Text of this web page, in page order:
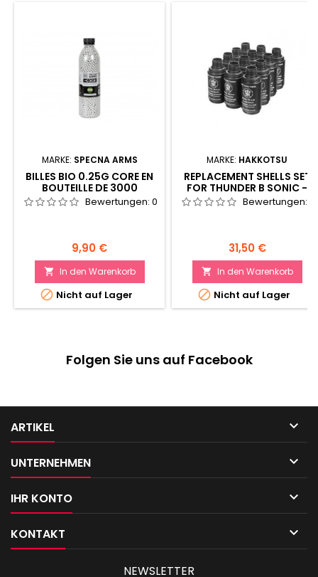
MARKE: SPECNA ARMS
BILLES BIO 0.25G CORE EN
BOUTEILLE DE 3000
Bewertungen: 0
Preis
9,90 €
 In den Warenkorb
 Nicht auf Lager
MARKE: HAKKOTSU
REPLACEMENT SHELLS SET
FOR THUNDER B SONIC -
FLASH BANG
Bewertungen:
Preis
31,50 €
 In den Warenkorb
 Nicht auf Lager
Folgen Sie uns auf Facebook
ARTIKEL 
UNTERNEHMEN 
IHR KONTO 
KONTAKT 
NEWSLETTER